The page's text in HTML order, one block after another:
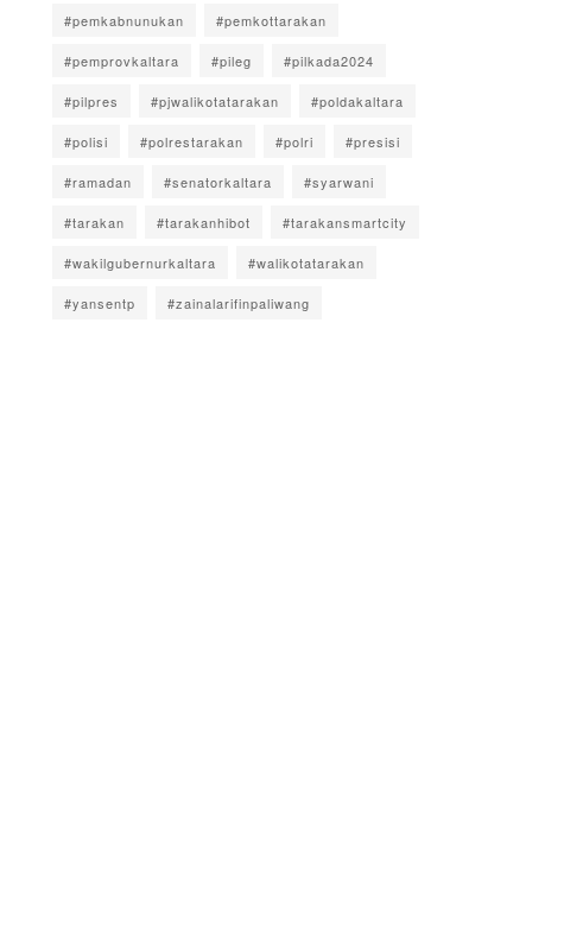
#pemkabnunukan #pemkottarakan
#pemprovkaltara #pileg #pilkada2024
#pilpres #pjwalikotatarakan #poldakaltara
#polisi #polrestarakan #polri #presisi
#ramadan #senatorkaltara #syarwani
#tarakan #tarakanhibot #tarakansmartcity
#wakilgubernurkaltara #walikotatarakan
#yansentp #zainalarifinpaliwang